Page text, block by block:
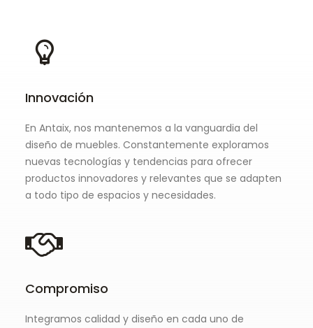
Innovación
En Antaix, nos mantenemos a la vanguardia del
diseño de muebles. Constantemente exploramos
nuevas tecnologías y tendencias para ofrecer
productos innovadores y relevantes que se adapten
a todo tipo de espacios y necesidades.
Compromiso
Integramos calidad y diseño en cada uno de